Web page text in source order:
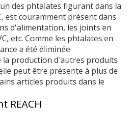
des phtalates figurant dans la
est couramment présent dans
d'alimentation, les joints en
etc. Comme les phtalates en
a été éliminée
la production d'autres produits
peut être présente à plus de
articles produits dans le
REACH